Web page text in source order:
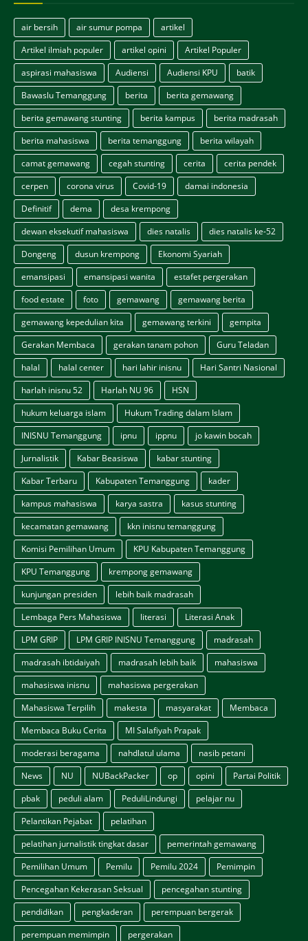
air bersih air sumur pompa
artikel
Artikel ilmiah populer
artikel opini
Artikel Populer
aspirasi mahasiswa
Audiensi Audiensi KPU
batik
Bawaslu Temanggung
berita
berita gemawang
berita gemawang stunting
berita kampus
berita madrasah
berita mahasiswa
berita temanggung
berita wilayah
camat gemawang
cegah stunting cerita
cerita pendek
cerpen
corona virus Covid-19
damai indonesia
Definitif
dema
desa krempong
dewan eksekutif mahasiswa
dies natalis
dies natalis ke-52
Dongeng
dusun krempong
Ekonomi Syariah
emansipasi
emansipasi wanita
estafet pergerakan
food estate
foto gemawang
gemawang berita
gemawang kepedulian kita
gemawang terkini
gempita
Gerakan Membaca
gerakan tanam pohon
Guru Teladan
halal
halal center hari lahir inisnu
Hari Santri Nasional
harlah inisnu 52
Harlah NU 96
HSN
hukum keluarga islam
Hukum Trading dalam Islam
INISNU Temanggung
ipnu ippnu
jo kawin bocah
Jurnalistik
Kabar Beasiswa
kabar stunting
Kabar Terbaru
Kabupaten Temanggung
kader
kampus mahasiswa
karya sastra
kasus stunting
kecamatan gemawang
kkn inisnu temanggung
Komisi Pemilihan Umum
KPU Kabupaten Temanggung
KPU Temanggung
krempong gemawang
kunjungan presiden
lebih baik madrasah
Lembaga Pers Mahasiswa
literasi
Literasi Anak
LPM GRIP
LPM GRIP INISNU Temanggung
madrasah
madrasah ibtidaiyah
madrasah lebih baik
mahasiswa
mahasiswa inisnu
mahasiswa pergerakan
Mahasiswa Terpilih
makesta masyarakat
Membaca
Membaca Buku Cerita
MI Salafiyah Prapak
moderasi beragama
nahdlatul ulama
nasib petani
News
NU NUBackPacker op opini
Partai Politik
pbak
peduli alam PeduliLindungi
pelajar nu
Pelantikan Pejabat
pelatihan
pelatihan jurnalistik tingkat dasar
pemerintah gemawang
Pemilihan Umum
Pemilu Pemilu 2024
Pemimpin
Pencegahan Kekerasan Seksual
pencegahan stunting
pendidikan
pengkaderan
perempuan bergerak
perempuan memimpin
pergerakan